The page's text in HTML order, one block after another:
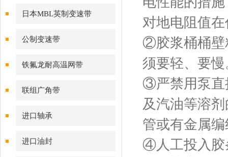
日本MBL英制变速带
公制变速带
铁氟龙耐高温网带
联组广角带
进口轴承
进口油封
对地电阻值
②胶浆桶桶壁
须要轻、要慢
③严禁用泵直
及汽油等溶
管或有金属
④人工投入胶